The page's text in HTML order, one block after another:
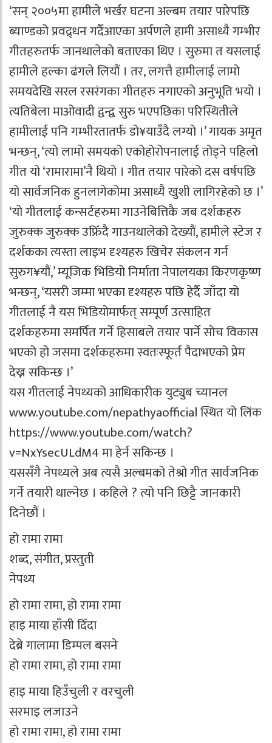
‘सन् २००५मा हामीले भर्खर घटना अल्बम तयार पारेपछि
ब्याण्डको प्रवद्र्धन गर्दैआएका अर्पणले हामी असाध्यै गम्भीर
गीतहरुतर्फ जानथालेको बताएका थिए । सुरुमा त यसलाई
हामीले हल्का ढंगले लियौं । तर, लगत्तै हामीलाई लामो
समयदेखि सरल रसरंगका गीतहरु नगाएको अनुभूति भयो ।
त्यतिबेला माओवादी द्वन्द्व सुरु भएपछिका परिस्थितीले
हामीलाई पनि गम्भीरतातर्फ डो¥याउँदै लग्यो ।’ गायक अमृत
भन्छन्, ‘त्यो लामो समयको एकोहोरोपनालाई तोड्ने पहिलो
गीत यो ‘रामारामा’नै थियो । गीत तयार पारेको दस वर्षपछि
यो सार्वजनिक हुनलागेकोमा असाध्यै खुशी लागिरहेको छ ।’
‘यो गीतलाई कन्सर्टहरुमा गाउनेबित्तिकै जब दर्शकहरु
जुरुक्क जुरुक्क उफ्रिँदै गाउनथालेको देख्यौं, हामीले स्टेज र
दर्शकका त्यस्ता लाइभ दृश्यहरु खिचेर संकलन गर्न
सुरुग¥यौं,’ म्यूजिक भिडियो निर्माता नेपालयका किरणकृष्ण
भन्छन्, ‘यसरी जम्मा भएका दृश्यहरु पछि हेर्दै जाँदा यो
गीतलाई नै यस भिडियोमार्फत् सम्पूर्ण उत्साहित
दर्शकहरुमा समर्पित गर्ने हिसाबले तयार पार्ने सोच विकास
भएको हो जसमा दर्शकहरुमा स्वतःस्फूर्त पैदाभएको प्रेम
देख्न सकिन्छ ।’
यस गीतलाई नेपथ्यको आधिकारीक युट्युब च्यानल
www.youtube.com/nepathyaofficial स्थित यो लिंक
https://www.youtube.com/watch?
v=NxYsecULdM4 मा हेर्न सकिन्छ ।
यससँगै नेपथ्यले अब त्यसै अल्बमको तेश्रो गीत सार्वजनिक
गर्ने तयारी थाल्नेछ । कहिले ? त्यो पनि छिट्टै जानकारी
दिनेछौं ।
हो रामा रामा
शब्द, संगीत, प्रस्तुती
नेपथ्य
हो रामा रामा, हो रामा रामा
हाइ माया हाँसी दिँदा
देब्रे गालामा डिम्पल बसने
हो रामा रामा, हो रामा रामा
हाइ माया हिउँचुली र वरचुली
सरमाइ लजाउने
हो रामा रामा, हो रामा रामा